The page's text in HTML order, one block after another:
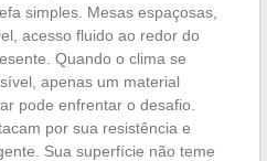
simples. Mesas espaçosas,
acesso fluido ao redor do
Quando o clima se
apenas um material
pode enfrentar o desafio.
por sua resistência e
Sua superfície não teme